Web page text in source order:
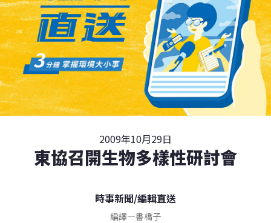
2009年10月29日
東協召開生物多樣性研討會
時事新聞/編輯直送
編譯—書橋子